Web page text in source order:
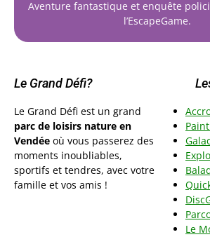
Aventure fantastique et enquête
l’EscapeGame.
Le Grand Défi?
Le Grand Défi est un grand
parc de loisirs nature en
Vendée où vous passerez des
moments inoubliables,
sportifs et tendres, avec votre
famille et vos amis !
Le